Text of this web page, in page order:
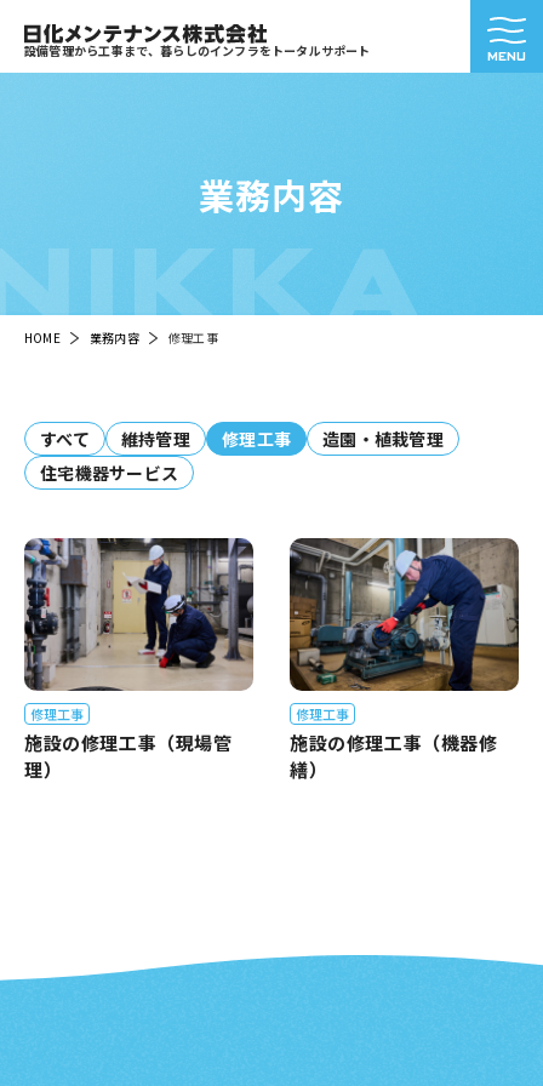
設備管理から工事まで、暮らしのインフラをトータルサポート
業務内容
HOME 業務内容 修理工事
すべて 維持管理 修理工事
造園・植栽管理
住宅機器サービス
修理工事
施設の修理工事（現場管
理）
修理工事
施設の修理工事（機器修
繕）